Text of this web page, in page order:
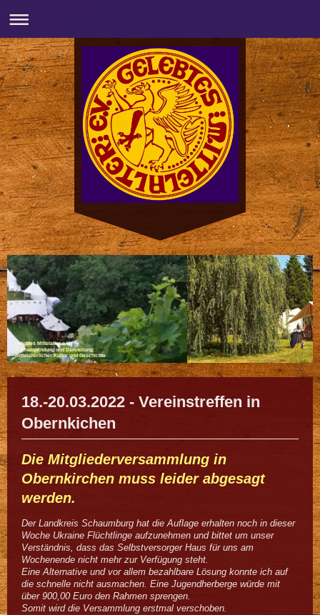
Gelebtes Mittelalter e.V.
Nachempfindung und Darstellung
mittelalterlicher Kultur und Geschichte
18.-20.03.2022 - Vereinstreffen in
Obernkichen
Die Mitgliederversammlung in
Obernkirchen muss leider abgesagt
werden.
Der Landkreis Schaumburg hat die Auflage erhalten noch in dieser
Woche Ukraine Flüchtlinge aufzunehmen und bittet um unser
Verständnis, dass das Selbstversorger Haus für uns am
Wochenende nicht mehr zur Verfügung steht.
Eine Alternative und vor allem bezahlbare Lösung konnte ich auf
die schnelle nicht ausmachen. Eine Jugendherberge würde mit
über 900,00 Euro den Rahmen sprengen.
Somit wird die Versammlung erstmal verschoben.